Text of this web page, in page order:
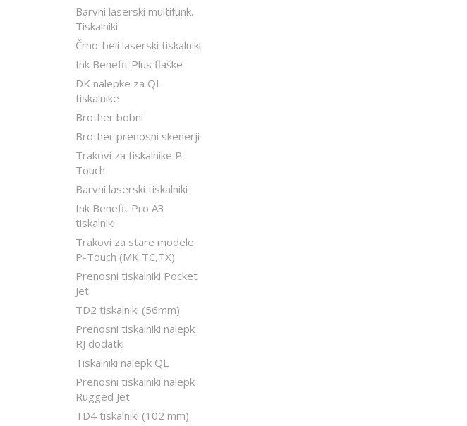
Barvni laserski multifunk.
Tiskalniki
Črno-beli laserski tiskalniki
Ink Benefit Plus flaške
DK nalepke za QL
tiskalnike
Brother bobni
Brother prenosni skenerji
Trakovi za tiskalnike P-
Touch
Barvni laserski tiskalniki
Ink Benefit Pro A3
tiskalniki
Trakovi za stare modele
P-Touch (MK,TC,TX)
Prenosni tiskalniki Pocket
Jet
TD2 tiskalniki (56mm)
Prenosni tiskalniki nalepk
RJ dodatki
Tiskalniki nalepk QL
Prenosni tiskalniki nalepk
Rugged Jet
TD4 tiskalniki (102 mm)